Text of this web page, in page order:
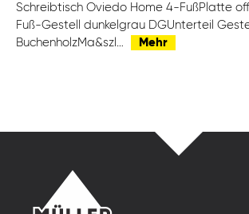
Schreibtisch Oviedo Home 4-FußPlatte
Fuß-Gestell dunkelgrau DGUnterteil
BuchenholzMa&szl…
Mehr